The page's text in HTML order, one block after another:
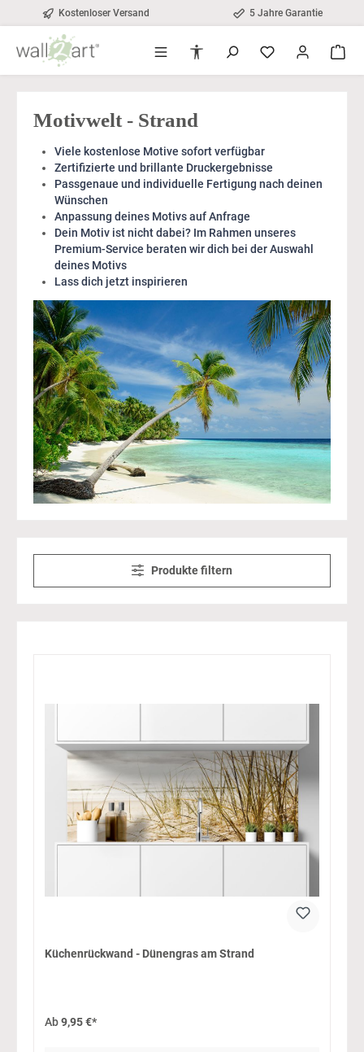
springenKostenloser Versand 5 Jahre Garantie
Werkzeugleiste anzeigen
Motivwelt - Strand
Viele kostenlose Motive sofort verfügbar
Zertifizierte und brillante Druckergebnisse
Passgenaue und individuelle Fertigung nach deinen
Wünschen
Anpassung deines Motivs auf Anfrage
Dein Motiv ist nicht dabei? Im Rahmen unseres
Premium-Service beraten wir dich bei der Auswahl
deines Motivs
Lass dich jetzt inspirieren
Produkte filtern
Küchenrückwand - Dünengras am Strand
Ab9,95 €*